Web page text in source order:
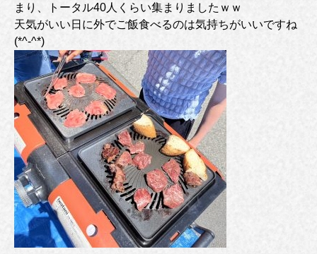
まり、トータル40人くらい集まりましたｗｗ
天気がいい日に外でご飯食べるのは気持ちがいいですね
(*^-^*)